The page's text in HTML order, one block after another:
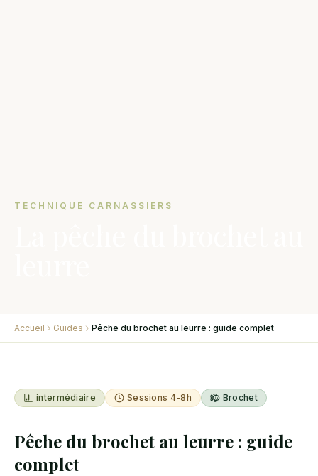
TECHNIQUE CARNASSIERS
Accueil Guides Pêche du brochet au leurre : guide complet
intermédiaire Sessions 4-8h Brochet
Pêche du brochet au leurre : guide
complet